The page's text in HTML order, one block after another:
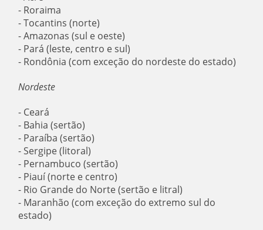
- Roraima
- Tocantins (norte)
- Amazonas (sul e oeste)
- Pará (leste, centro e sul)
- Rondônia (com exceção do nordeste do estado)
Nordeste
- Ceará
- Bahia (sertão)
- Paraíba (sertão)
- Sergipe (litoral)
- Pernambuco (sertão)
- Piauí (norte e centro)
- Rio Grande do Norte (sertão e litral)
- Maranhão (com exceção do extremo sul do
estado)